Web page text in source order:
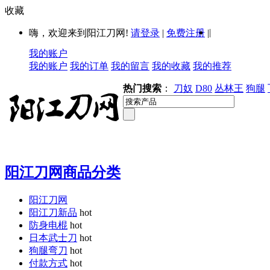
收藏
嗨，欢迎来到阳江刀网! 请登录 | 免费注册 ||
我的账户
我的账户 我的订单 我的留言 我的收藏 我的推荐
热门搜索 ： 刀奴 D80 丛林王 狗腿
阳江刀网商品分类
阳江刀网
阳江刀新品 hot
防身电棍 hot
日本武士刀 hot
狗腿弯刀 hot
付款方式 hot